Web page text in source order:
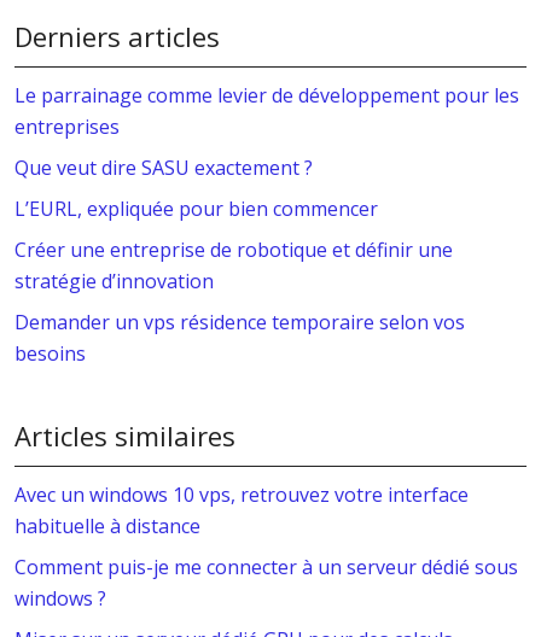
Derniers articles
Le parrainage comme levier de développement pour les
entreprises
Que veut dire SASU exactement ?
L’EURL, expliquée pour bien commencer
Créer une entreprise de robotique et définir une
stratégie d’innovation
Demander un vps résidence temporaire selon vos
besoins
Articles similaires
Avec un windows 10 vps, retrouvez votre interface
habituelle à distance
Comment puis-je me connecter à un serveur dédié sous
windows ?